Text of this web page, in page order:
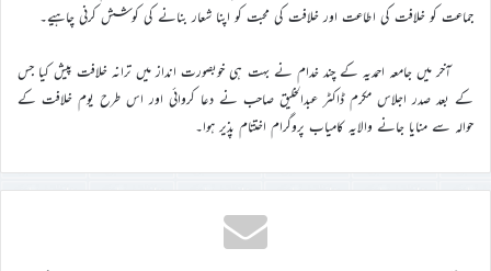
جماعت کو خلافت کی اطاعت اور خلافت کی محبت کو اپنا شعار بنانے کی کوشش کرنی چاہیے۔
آخر میں جامعہ احمدیہ کے چند خدام نے بہت ہی خوبصورت انداز میں ترانہ خلافت پیش کیا جس
کے بعد صدر اجلاس مکرم ڈاکٹر عبدالخلیق صاحب نے دعا کروائی اور اس طرح یوم خلافت کے
حوالہ سے منایا جانے والایہ کامیاب پروگرام اختتام پذیر ہوا۔